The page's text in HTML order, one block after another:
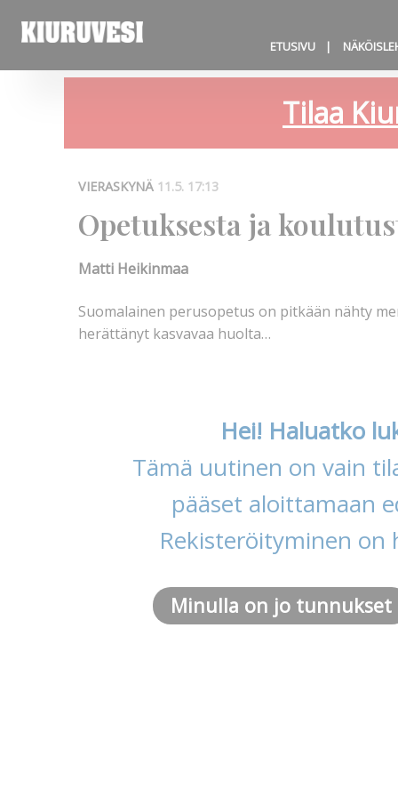
ETUSIVU
Tilaa
VIERASKYNÄ 11.5. 17:13
Opetuksesta ja
Matti Heikinmaa
Suomalainen perusopetus on pitkään nähty
herättänyt kasvavaa huolta…
Hei! Haluatko
Tämä uutinen on vain
pääset aloittamaan
Rekisteröityminen
Minulla on jo tunnukset